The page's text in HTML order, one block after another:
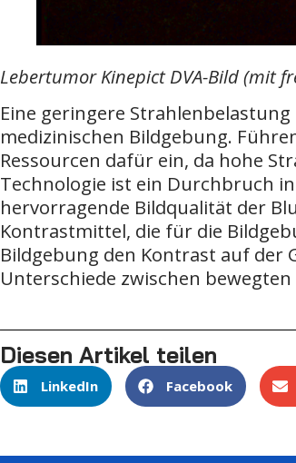
Lebertumor Kinepict DVA-Bild (mit
Eine geringere
medizinischen Bildgebung.
Ressourcen dafür ein, da hohe
Technologie ist ein Durchbruch
hervorragende Bildqualität der
Kontrastmittel, die für die
Bildgebung den Kontrast auf der
Unterschiede zwischen
Diesen Artikel teilen
LinkedIn Facebook